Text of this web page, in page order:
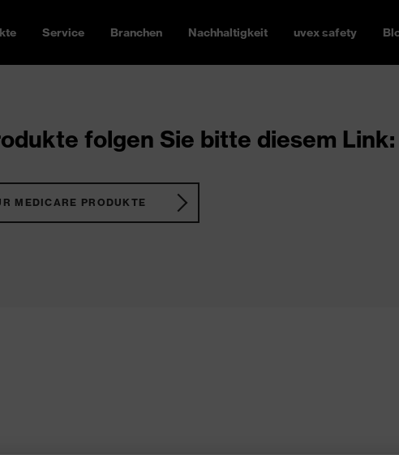
Service Branchen Nachhaltigkeit uvex safety
folgen Sie bitte diesem Link:
MEDICARE PRODUKTE